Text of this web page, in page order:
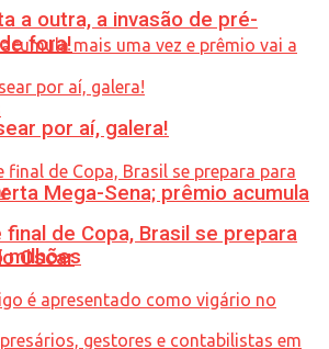
Mega-Sena; prêmio acumula
milhões
a outra, a invasão de pré-
fora!
por aí, galera!
final de Copa, Brasil se prepara
Oscar